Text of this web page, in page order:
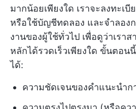
มากน้อยเพียงใด เราจะลงทะเ
หรือใช้บัญชีทดลอง และจำลอง
งานของผู้ใช้ทั่วไป เพื่อดูว่าเราส
หลักได้รวดเร็วเพียงใด ขั้นตอน
ได้:
ความชัดเจนของคำแนะนำก